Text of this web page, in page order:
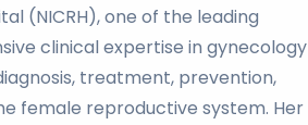
(NICRH), one of the leading
clinical expertise in gynecology
treatment, prevention,
female reproductive system. Her